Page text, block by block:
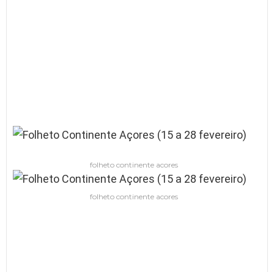
folheto continente acores
folheto continente acores